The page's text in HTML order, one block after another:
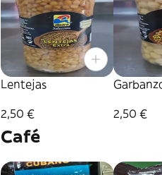
Lentejas
2,50 € 2,50 €
Café